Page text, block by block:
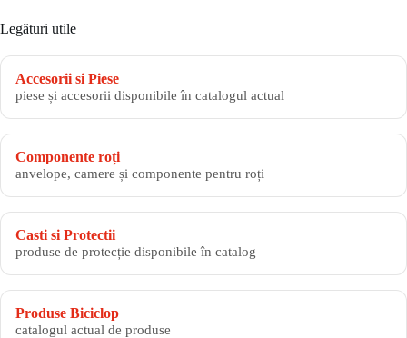
Legături utile
Accesorii si Piese
piese și accesorii disponibile în catalogul actual
Componente roți
anvelope, camere și componente pentru roți
Casti si Protectii
produse de protecție disponibile în catalog
Produse Biciclop
catalogul actual de produse